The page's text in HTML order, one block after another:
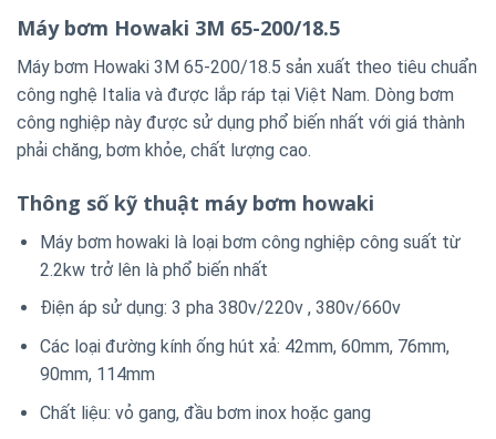
Máy bơm Howaki 3M 65-200/18.5
Máy bơm Howaki 3M 65-200/18.5 sản xuất theo tiêu chuẩn
công nghệ Italia và được lắp ráp tại Việt Nam. Dòng bơm
công nghiệp này được sử dụng phổ biến nhất với giá thành
phải chăng, bơm khỏe, chất lượng cao.
Thông số kỹ thuật máy bơm howaki
Máy bơm howaki là loại bơm công nghiệp công suất từ
2.2kw trở lên là phổ biến nhất
Điện áp sử dụng: 3 pha 380v/220v , 380v/660v
Các loại đường kính ống hút xả: 42mm, 60mm, 76mm,
90mm, 114mm
Chất liệu: vỏ gang, đầu bơm inox hoặc gang